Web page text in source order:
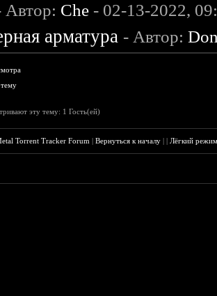
Автор: Che - 02-13-2022,
арматура - Автор:
эту тему: 1 Гость(ей)
Torrent Tracker Forum |Вернуться к началу ||Лёгкий